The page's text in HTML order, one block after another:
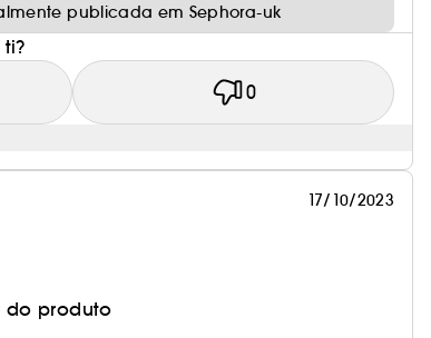
publicada em Sephora-uk
0
17/10/2023
do produto